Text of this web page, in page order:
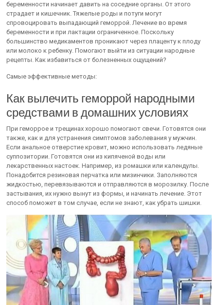
беременности начинает давить на соседние органы. От этого
страдает и кишечник. Тяжелые роды и потуги могут
спровоцировать выпадающий геморрой. Лечение во время
беременности и при лактации ограниченное. Поскольку
большинство медикаментов проникают через плаценту к плоду
или молоко к ребенку. Помогают выйти из ситуации народные
рецепты. Как избавиться от болезненных ощущений?
Самые эффективные методы:
Как вылечить геморрой народными
средствами в домашних условиях
При геморрое и трещинах хорошо помогают свечи. Готовятся они
также, как и для устранения симптомов заболевания у мужчин.
Если анальное отверстие кровит, можно использовать ледяные
суппозитории. Готовятся они из кипяченой воды или
лекарственных настоек. Например, из ромашки или календулы.
Понадобится резиновая перчатка или мизинчики. Заполняются
жидкостью, перевязываются и отправляются в морозилку. После
застывания, их нужно вынут из формы, и начинать лечение. Этот
способ поможет в том случае, если не знают, как убрать шишки.